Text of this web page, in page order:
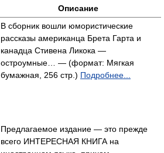
Описание
В сборник вошли юмористические
рассказы американца Брета Гарта и
канадца Стивена Ликока —
остроумные… — (формат: Мягкая
бумажная, 256 стр.) Подробнее...
Предлагаемое издание — это прежде
всего ИНТЕРЕСНАЯ КНИГА на